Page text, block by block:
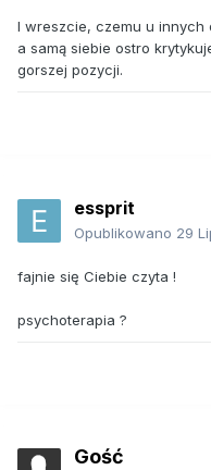
I wreszcie, czemu u
a samą siebie ostro
gorszej pozycji.
essprit
Opublikowano 29
fajnie się Ciebie czyta !
psychoterapia ?
Gość